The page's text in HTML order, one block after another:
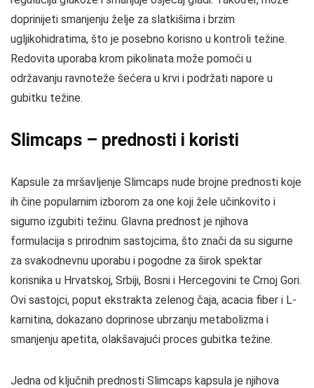
doprinijeti smanjenju želje za slatkišima i brzim
ugljikohidratima, što je posebno korisno u kontroli težine.
Redovita uporaba krom pikolinata može pomoći u
održavanju ravnoteže šećera u krvi i podržati napore u
gubitku težine.
Slimcaps – prednosti i koristi
Kapsule za mršavljenje Slimcaps nude brojne prednosti koje
ih čine popularnim izborom za one koji žele učinkovito i
sigurno izgubiti težinu. Glavna prednost je njihova
formulacija s prirodnim sastojcima, što znači da su sigurne
za svakodnevnu uporabu i pogodne za širok spektar
korisnika u Hrvatskoj, Srbiji, Bosni i Hercegovini te Crnoj Gori.
Ovi sastojci, poput ekstrakta zelenog čaja, acacia fiber i L-
karnitina, dokazano doprinose ubrzanju metabolizma i
smanjenju apetita, olakšavajući proces gubitka težine.
Jedna od ključnih prednosti Slimcaps kapsula je njihova